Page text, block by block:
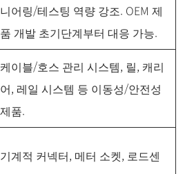
니어링/테스팅 역량 강조. OEM 제
품 개발 초기단계부터 대응 가능.
케이블/호스 관리 시스템, 릴, 캐리
어, 레일 시스템 등 이동성/안전성
제품.
기계적 커넥터, 메터 소켓, 로드센